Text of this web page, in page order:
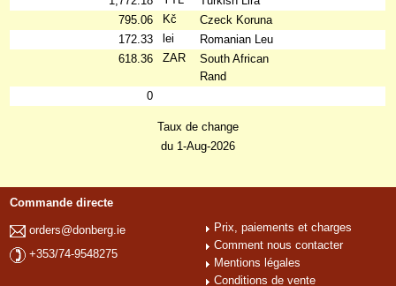
795.06
Kč
Czeck Koruna
172.33
lei
Romanian Leu
618.36
ZAR
South African
Rand
0
Taux de change
du 1-Aug-2026
Commande directe
orders@donberg.ie
+353/74-9548275
Prix, paiements et charges
Comment nous contacter
Mentions légales
Conditions de vente